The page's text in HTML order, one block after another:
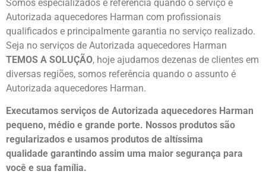
Somos especializados e referencia quando o serviço é
Autorizada aquecedores Harman com profissionais
qualificados e principalmente garantia no serviço realizado.
Seja no serviços de Autorizada aquecedores Harman
TEMOS A SOLUÇÃO, hoje ajudamos dezenas de clientes em
diversas regiões, somos referência quando o assunto é
Autorizada aquecedores Harman.
Executamos serviços de Autorizada aquecedores Harman
pequeno, médio e grande porte. Nossos produtos são
regularizados e usamos produtos de altíssima
qualidade garantindo assim uma maior segurança para
você e sua família.